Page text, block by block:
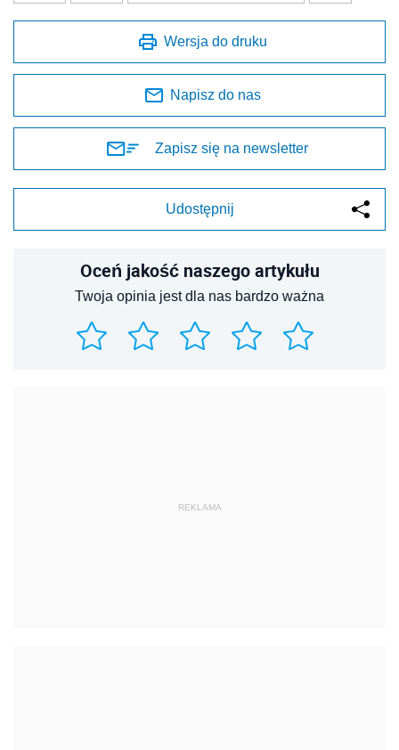
Wersja do druku
Napisz do nas
Zapisz się na newsletter
Udostępnij
Oceń jakość naszego artykułu
Twoja opinia jest dla nas bardzo ważna
REKLAMA